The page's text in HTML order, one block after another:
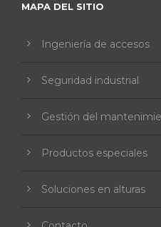
MAPA DEL SITIO
Ingeniería de accesos
Seguridad industrial
Gestión del
Productos especiales
Soluciones en alturas